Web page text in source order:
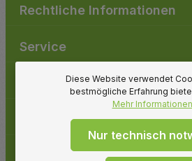
Rechtliche Informationen
Service
Gartenpirat
Folge uns
Zahlungsarten
Diese Website verwendet
bestmögliche Erfahrung
Mehr
Nur technisch